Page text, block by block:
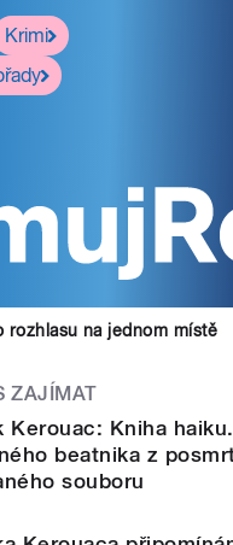
Krimi
rozhlasu na jednom místě
ZAJÍMAT
Kerouac: Kniha
beatnika z
souboru